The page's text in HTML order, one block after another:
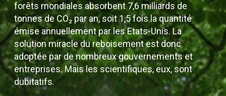
forêts mondiales absorbent 7,6 milliards de
tonnes de CO₂ par an, soit 1,5 fois la quantité
émise annuellement par les Etats-Unis. La
solution miracle du reboisement est donc
adoptée par de nombreux gouvernements et
entreprises. Mais les scientifiques, eux, sont
dubitatifs.